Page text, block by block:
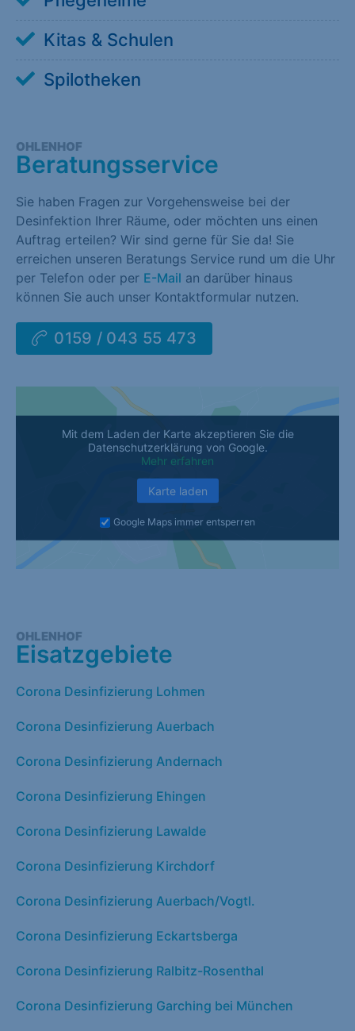
Kitas & Schulen
Spilotheken
OHLENHOF
Beratungsservice
Sie haben Fragen zur Vorgehensweise bei der
Desinfektion Ihrer Räume, oder möchten uns einen
Auftrag erteilen? Wir sind gerne für Sie da! Sie
erreichen unseren Beratungs Service rund um die Uhr
per Telefon oder per E-Mail an darüber hinaus
können Sie auch unser Kontaktformular nutzen.
0159 / 043 55 473
Mit dem Laden der Karte akzeptieren Sie die
Datenschutzerklärung von Google.
Mehr erfahren
Karte laden
Google Maps immer entsperren
OHLENHOF
Eisatzgebiete
Corona Desinfizierung Lohmen
Corona Desinfizierung Auerbach
Corona Desinfizierung Andernach
Corona Desinfizierung Ehingen
Corona Desinfizierung Lawalde
Corona Desinfizierung Kirchdorf
Corona Desinfizierung Auerbach/Vogtl.
Corona Desinfizierung Eckartsberga
Corona Desinfizierung Ralbitz-Rosenthal
Corona Desinfizierung Garching bei München